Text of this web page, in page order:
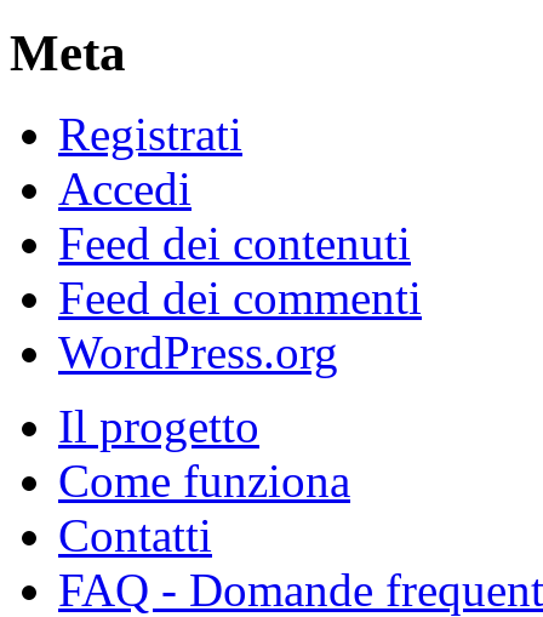
Meta
Registrati
Accedi
Feed dei contenuti
Feed dei commenti
WordPress.org
Il progetto
Come funziona
Contatti
FAQ - Domande